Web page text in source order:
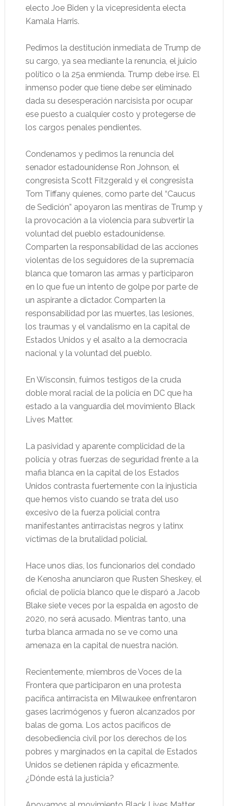
electo Joe Biden y la vicepresidenta electa
Kamala Harris.
Pedimos la destitución inmediata de Trump de
su cargo, ya sea mediante la renuncia, el juicio
político o la 25a enmienda. Trump debe irse. El
inmenso poder que tiene debe ser eliminado
dada su desesperación narcisista por ocupar
ese puesto a cualquier costo y protegerse de
los cargos penales pendientes.
Condenamos y pedimos la renuncia del
senador estadounidense Ron Johnson, el
congresista Scott Fitzgerald y el congresista
Tom Tiffany quienes, como parte del “Caucus
de Sedición” apoyaron las mentiras de Trump y
la provocación a la violencia para subvertir la
voluntad del pueblo estadounidense.
Comparten la responsabilidad de las acciones
violentas de los seguidores de la supremacía
blanca que tomaron las armas y participaron
en lo que fue un intento de golpe por parte de
un aspirante a dictador. Comparten la
responsabilidad por las muertes, las lesiones,
los traumas y el vandalismo en la capital de
Estados Unidos y el asalto a la democracia
nacional y la voluntad del pueblo.
En Wisconsin, fuimos testigos de la cruda
doble moral racial de la policía en DC que ha
estado a la vanguardia del movimiento Black
Lives Matter.
La pasividad y aparente complicidad de la
policía y otras fuerzas de seguridad frente a la
mafia blanca en la capital de los Estados
Unidos contrasta fuertemente con la injusticia
que hemos visto cuando se trata del uso
excesivo de la fuerza policial contra
manifestantes antirracistas negros y latinx
víctimas de la brutalidad policial.
Hace unos días, los funcionarios del condado
de Kenosha anunciaron que Rusten Sheskey, el
oficial de policía blanco que le disparó a Jacob
Blake siete veces por la espalda en agosto de
2020, no será acusado. Mientras tanto, una
turba blanca armada no se ve como una
amenaza en la capital de nuestra nación.
Recientemente, miembros de Voces de la
Frontera que participaron en una protesta
pacífica antirracista en Milwaukee enfrentaron
gases lacrimógenos y fueron alcanzados por
balas de goma. Los actos pacíficos de
desobediencia civil por los derechos de los
pobres y marginados en la capital de Estados
Unidos se detienen rápida y eficazmente.
¿Dónde está la justicia?